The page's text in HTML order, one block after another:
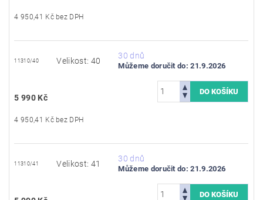
4 950,41 Kč bez DPH
11310/40 Velikost: 40
30 dnů
Můžeme doručit do: 21.9.2026
5 990 Kč
4 950,41 Kč bez DPH
11310/41 Velikost: 41
30 dnů
Můžeme doručit do: 21.9.2026